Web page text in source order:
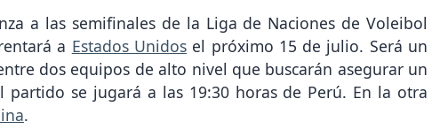
a las semifinales de la Liga de Naciones de Voleibol
a Estados Unidos el próximo 15 de julio. Será un
dos equipos de alto nivel que buscarán asegurar un
se jugará a las 19:30 horas de Perú. En la otra
.